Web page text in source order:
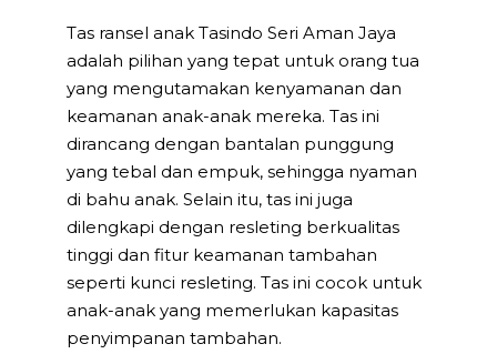
Tas ransel anak Tasindo Seri Aman Jaya
adalah pilihan yang tepat untuk orang tua
yang mengutamakan kenyamanan dan
keamanan anak-anak mereka. Tas ini
dirancang dengan bantalan punggung
yang tebal dan empuk, sehingga nyaman
di bahu anak. Selain itu, tas ini juga
dilengkapi dengan resleting berkualitas
tinggi dan fitur keamanan tambahan
seperti kunci resleting. Tas ini cocok untuk
anak-anak yang memerlukan kapasitas
penyimpanan tambahan.